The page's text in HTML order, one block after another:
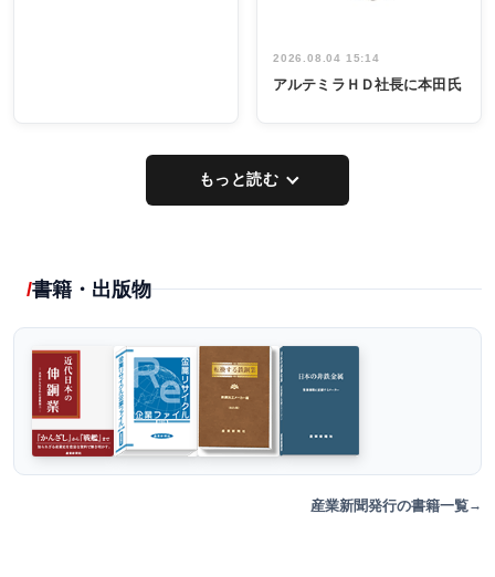
2026.08.04 15:14
アルテミラＨＤ社長に本田氏
もっと読む
書籍・出版物
産業新聞発行の書籍一覧